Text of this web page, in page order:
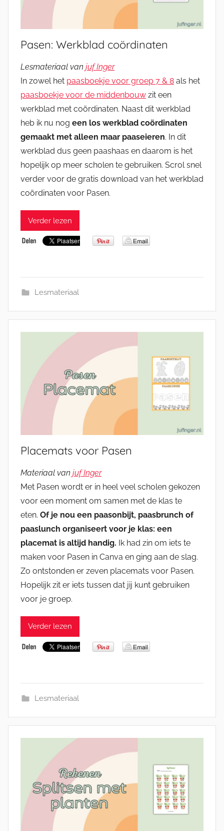
Pasen: Werkblad coördinaten
Lesmateriaal van juf Inger
In zowel het paasboekje voor groep 7 & 8 als het
paasboekje voor de middenbouw zit een
werkblad met coördinaten. Naast dit werkblad
heb ik nu nog een los werkblad coördinaten
gemaakt met alleen maar paaseieren. In dit
werkblad dus geen paashaas en daarom is het
hopelijk op meer scholen te gebruiken. Scrol snel
verder voor de gratis download van het werkblad
coördinaten voor Pasen.
Verder lezen
Lesmateriaal
Placemats voor Pasen
Materiaal van juf Inger
Met Pasen wordt er in heel veel scholen gekozen
voor een moment om samen met de klas te
eten. Of je nou een paasonbijt, paasbrunch of
paaslunch organiseert voor je klas: een
placemat is altijd handig. Ik had zin om iets te
maken voor Pasen in Canva en ging aan de slag.
Zo ontstonden er zeven placemats voor Pasen.
Hopelijk zit er iets tussen dat jij kunt gebruiken
voor je groep.
Verder lezen
Lesmateriaal